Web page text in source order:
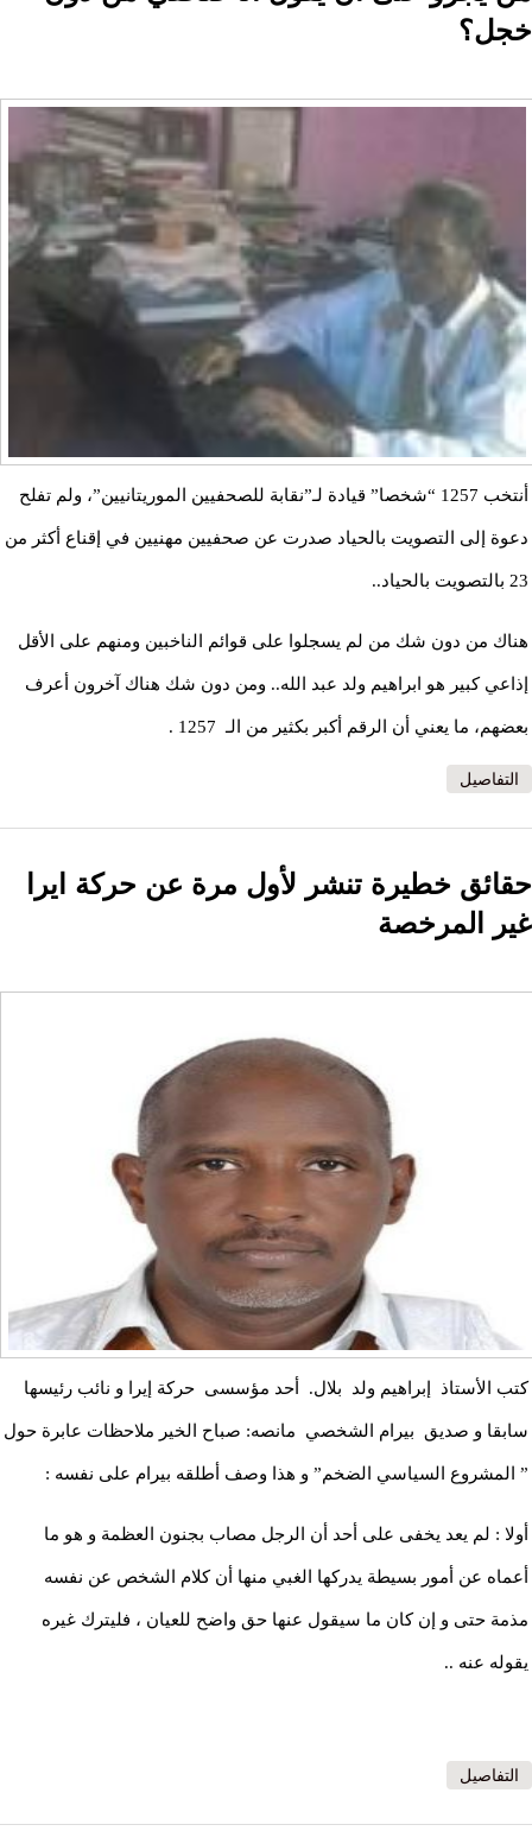
خجل؟
أنتخب 1257 “شخصا” قيادة لـ”نقابة للصحفيين الموريتانيين”، ولم تفلح
دعوة إلى التصويت بالحياد صدرت عن صحفيين مهنيين في إقناع أكثر من
23 بالتصويت بالحياد..
هناك من دون شك من لم يسجلوا على قوائم الناخبين ومنهم على الأقل
إذاعي كبير هو ابراهيم ولد عبد الله.. ومن دون شك هناك آخرون أعرف
بعضهم، ما يعني أن الرقم أكبر بكثير من الـ 1257 .
التفاصيل
حقائق خطيرة تنشر لأول مرة عن حركة ايرا
غير المرخصة
كتب الأستاذ إبراهيم ولد بلال. أحد مؤسسى حركة إيرا و نائب رئيسها
سابقا و صديق بيرام الشخصي مانصه: صباح الخير ملاحظات عابرة حول
” المشروع السياسي الضخم” و هذا وصف أطلقه بيرام على نفسه :
أولا : لم يعد يخفى على أحد أن الرجل مصاب بجنون العظمة و هو ما
أعماه عن أمور بسيطة يدركها الغبي منها أن كلام الشخص عن نفسه
مذمة حتى و إن كان ما سيقول عنها حق واضح للعيان ، فليترك غيره
يقوله عنه ..
التفاصيل